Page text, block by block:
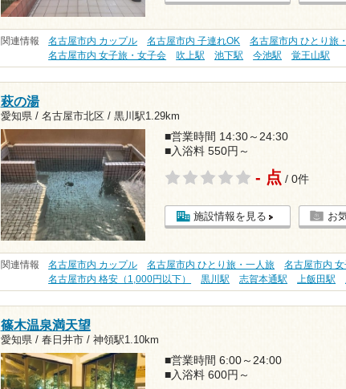
関連情報 名古屋市内 カップル 名古屋市内 子連れOK
名古屋市内 ひとり旅
名古屋市内 女子旅・女子会
吹上駅 池下駅 今池駅 覚王山駅
萩の湯
愛知県 / 名古屋市北区 / 黒川駅1.29km
■営業時間 14:30～24:30
■入浴料 550円～
- 点 / 0件
施設情報を見る お
関連情報 名古屋市内 カップル 名古屋市内 ひとり旅・一人旅
名古屋市内
名古屋市内 格安（1,000円以下）
黒川駅 志賀本通駅 上飯田駅
篠木温泉満天望
愛知県 / 春日井市 / 神領駅1.10km
■営業時間 6:00～24:00
■入浴料 600円～